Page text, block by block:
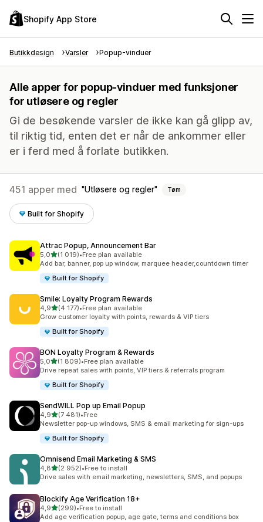
Shopify App Store
Butikkdesign Varsler Popup-vinduer
Alle apper for popup-vinduer med funksjoner
for utløsere og regler
Gi de besøkende varsler de ikke kan gå glipp av,
til riktig tid, enten det er når de ankommer eller
er i ferd med å forlate butikken.
451 apper med Utløsere og regler Tøm
Built for Shopify
Attrac Popup, Announcement Bar
5,0av 5 stjerner
(1 019)
Totalt 1019 omtaler
•Free plan available
Add bar, banner, pop up window, marquee header,countdown timer
Built for Shopify
Smile: Loyalty Program Rewards
4,9av 5 stjerner
(4 177)
Totalt 4177 omtaler
•Free plan available
Grow customer loyalty with points, rewards & VIP tiers
Built for Shopify
BON Loyalty Program & Rewards
5,0av 5 stjerner
(1 809)
Totalt 1809 omtaler
•Free plan available
Drive repeat sales with points, VIP tiers & referrals program
Built for Shopify
SendWILL Pop up Email Popup
4,9av 5 stjerner
(7 481)
Totalt 7481 omtaler
•Free
Newsletter pop-up windows, SMS & email marketing for sign-ups
Built for Shopify
Omnisend Email Marketing & SMS
4,8av 5 stjerner
(2 952)
Totalt 2952 omtaler
•Free to install
Drive sales with email marketing, newsletters, SMS, and popups
Blockify Age Verification 18+
4,9av 5 stjerner
(299)
Totalt 299 omtaler
•Free to install
Add age verification popup, age gate, terms and conditions box